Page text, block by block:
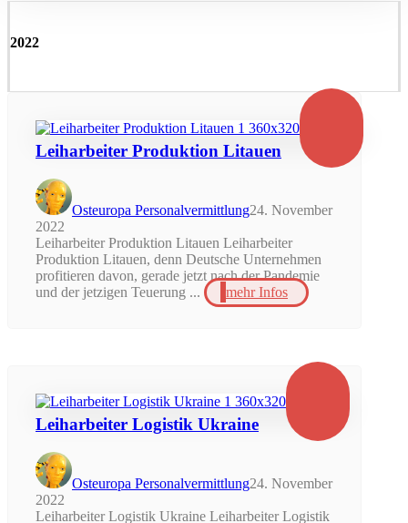
2022
Leiharbeiter Produktion Litauen
Osteuropa Personalvermittlung24. November
2022
Leiharbeiter Produktion Litauen Leiharbeiter
Produktion Litauen, denn Deutsche Unternehmen
profitieren davon, gerade jetzt nach der Pandemie
und der jetzigen Teuerung ...
mehr Infos
Leiharbeiter Logistik Ukraine
Osteuropa Personalvermittlung24. November
2022
Leiharbeiter Logistik Ukraine Leiharbeiter Logistik